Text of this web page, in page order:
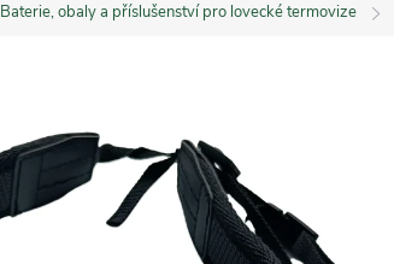
Baterie, obaly a příslušenství pro lovecké termovize